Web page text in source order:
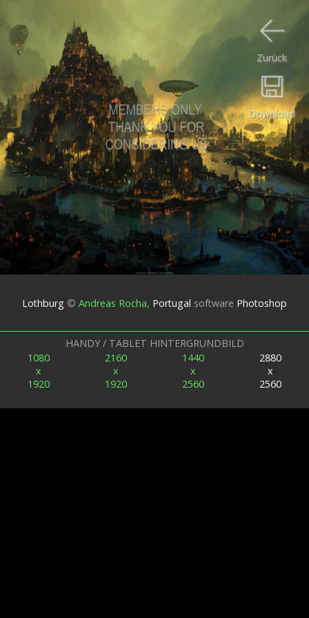
Download
Zurück
Lothburg © Andreas Rocha, Portugal software Photoshop
HANDY / TABLET HINTERGRUNDBILD
1080
x
1920
2160
x
1920
1440
x
2560
2880
x
2560